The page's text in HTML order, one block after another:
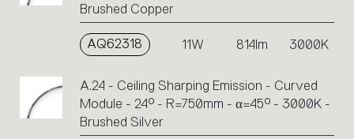
Brushed Copper
AQ62318 11W 814lm 3000K
A.24 - Ceiling Sharping Emission - Curved
Module - 24° - R=750mm - α=45° - 3000K -
Brushed Silver